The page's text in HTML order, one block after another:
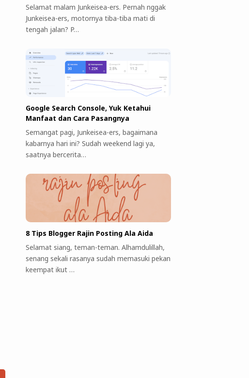
Selamat malam Junkeisea-ers. Pernah nggak
Junkeisea-ers, motornya tiba-tiba mati di
tengah jalan? P…
Google Search Console, Yuk Ketahui
Manfaat dan Cara Pasangnya
Semangat pagi, Junkeisea-ers, bagaimana
kabarnya hari ini? Sudah weekend lagi ya,
saatnya bercerita…
8 Tips Blogger Rajin Posting Ala Aida
Selamat siang, teman-teman. Alhamdulillah,
senang sekali rasanya sudah memasuki pekan
keempat ikut …